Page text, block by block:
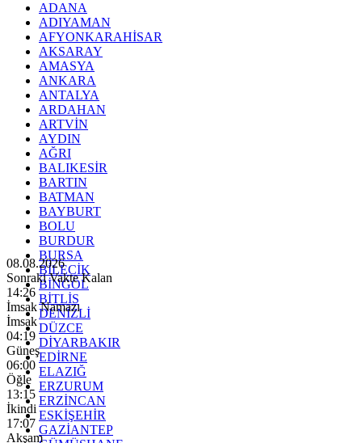
ADANA
ADIYAMAN
AFYONKARAHİSAR
AKSARAY
AMASYA
ANKARA
ANTALYA
ARDAHAN
ARTVİN
AYDIN
AĞRI
BALIKESİR
BARTIN
BATMAN
BAYBURT
BOLU
BURDUR
BURSA
BİLECİK
BİNGÖL
BİTLİS
DENİZLİ
DÜZCE
DİYARBAKIR
EDİRNE
ELAZIĞ
ERZURUM
ERZİNCAN
ESKİŞEHİR
GAZİANTEP
08.08.2026
Sonraki Vakte Kalan
14:24
İmsak Namazı
İmsak
04:19
Güneş
06:00
Öğle
13:15
İkindi
17:07
Akşam